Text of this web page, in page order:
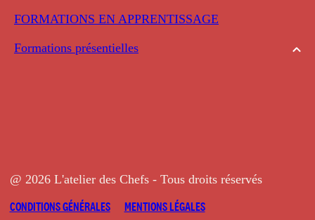
FORMATIONS EN APPRENTISSAGE
Formations présentielles
@ 2026 L'atelier des Chefs - Tous droits réservés
CONDITIONS GÉNÉRALES
MENTIONS LÉGALES